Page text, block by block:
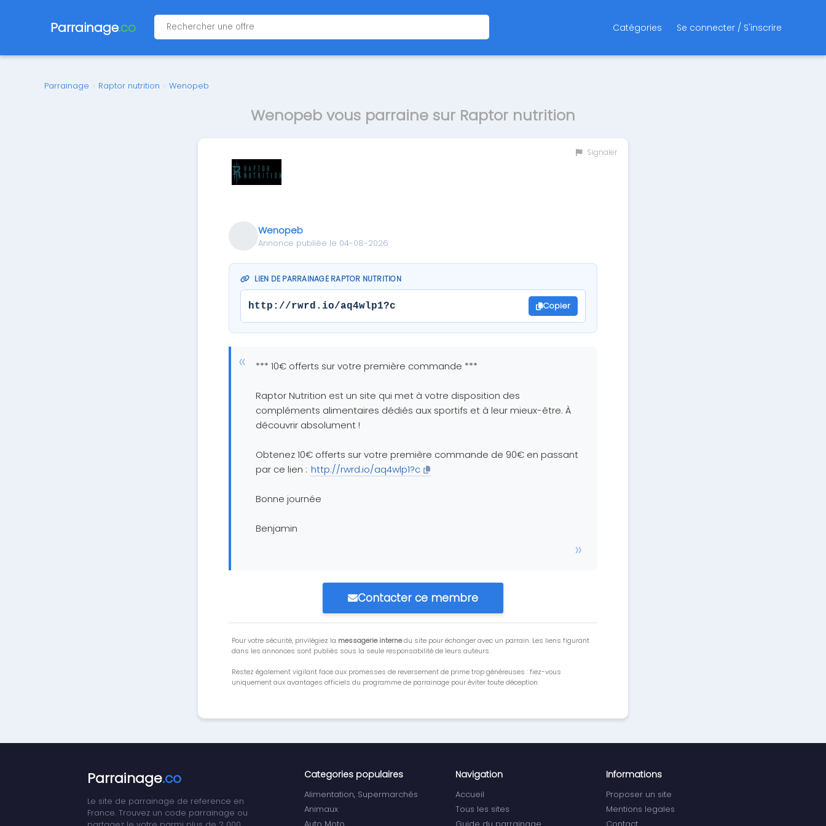
Parrainage.co Catégories Se connecter / S'inscrire
Parrainage › Raptor nutrition › Wenopeb
Wenopeb vous parraine sur Raptor nutrition
Signaler
Wenopeb
Annonce publiée le 04-08-2026
LIEN DE PARRAINAGE RAPTOR NUTRITION
http://rwrd.io/aq4wlp1?c Copier
*** 10€ offerts sur votre première commande ***
Raptor Nutrition est un site qui met à votre disposition des
compléments alimentaires dédiés aux sportifs et à leur mieux-être. À
découvrir absolument !
Obtenez 10€ offerts sur votre première commande de 90€ en passant
par ce lien : http://rwrd.io/aq4wlp1?c
Bonne journée
Benjamin
Contacter ce membre
Pour votre sécurité, privilégiez la messagerie internedu site pour échanger avec un parrain. Les liens figurant
dans les annonces sont publiés sous la seule responsabilité de leurs auteurs.
Restez également vigilant face aux promesses de reversement de prime trop généreuses : fiez-vous
uniquement aux avantages officiels du programme de parrainage pour éviter toute déception.
Parrainage.co
Le site de parrainage de reference en
France. Trouvez un code parrainage ou
Categories populaires
Alimentation, Supermarchés
Animaux
Navigation
Accueil
Tous les sites
Informations
Proposer un site
Mentions legales